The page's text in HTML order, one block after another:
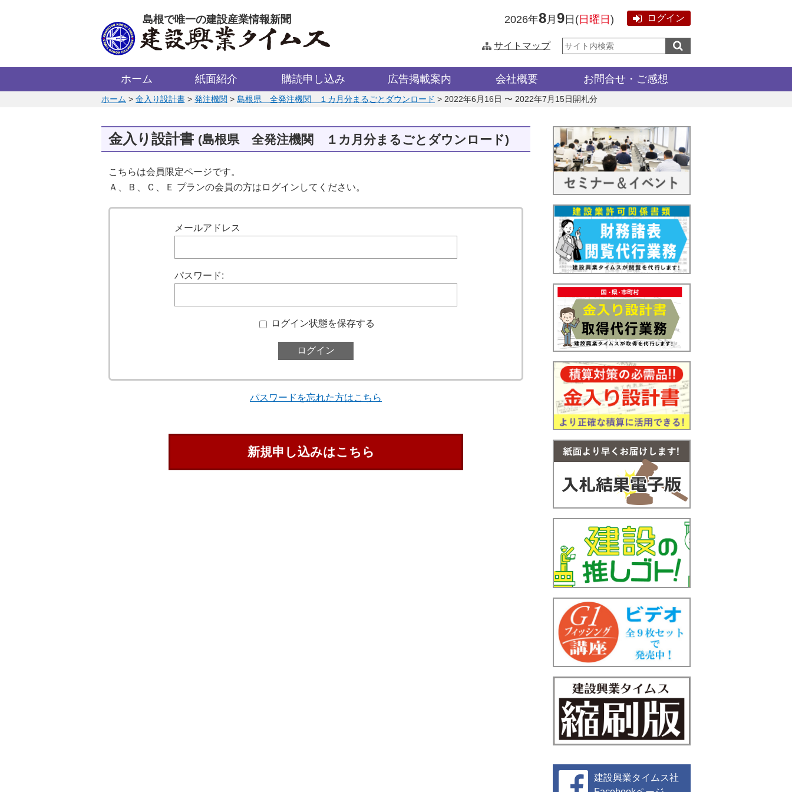
島根で唯一の建設産業情報新聞 2026年8月 9 日 ( 日曜日 ) ログイン
サイトマップ
サ
イ
内
ホーム 紙面紹介 購読申し込み 広告掲載案内 会社概要 お問合せ・ご感想
このページの位置:
ホーム > 金入り設計書 > 発注機関 > 島根県 全発注機関 １カ月分まるごとダウンロード > 2022年6月16日 〜 2022年7月15日開札分
金入り設計書 (島根県 全発注機関 １カ月分まるごとダウンロード)
こちらは会員限定ページです。
Ａ、Ｂ、Ｃ、Ｅ プランの会員の方はログインしてください。
メールアドレス
パスワード:
ログイン状態を保存する
パスワードを忘れた方はこちら
新規申し込みはこちら
建設興業タイムス社